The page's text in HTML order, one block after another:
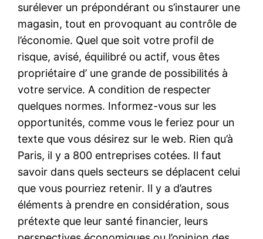
surélever un prépondérant ou s’instaurer une
magasin, tout en provoquant au contrôle de
l’économie. Quel que soit votre profil de
risque, avisé, équilibré ou actif, vous êtes
propriétaire d’ une grande de possibilités à
votre service. A condition de respecter
quelques normes. Informez-vous sur les
opportunités, comme vous le feriez pour un
texte que vous désirez sur le web. Rien qu’à
Paris, il y a 800 entreprises cotées. Il faut
savoir dans quels secteurs se déplacent celui
que vous pourriez retenir. Il y a d’autres
éléments à prendre en considération, sous
prétexte que leur santé financier, leurs